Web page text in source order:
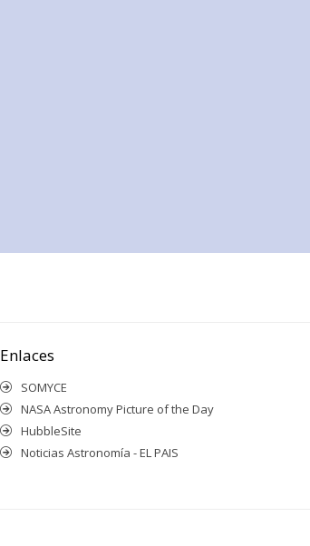
Enlaces
SOMYCE
NASA Astronomy Picture of the Day
HubbleSite
Noticias Astronomía - EL PAIS